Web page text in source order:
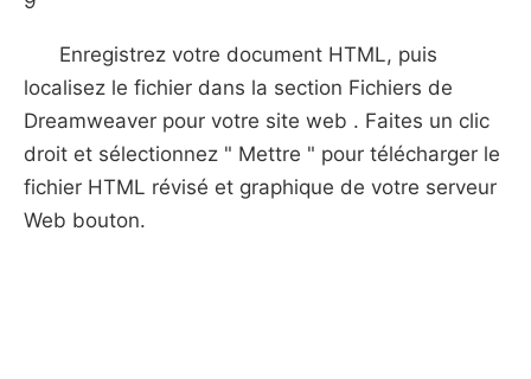
Enregistrez votre document HTML, puis
localisez le fichier dans la section Fichiers de
Dreamweaver pour votre site web . Faites un clic
droit et sélectionnez " Mettre " pour télécharger le
fichier HTML révisé et graphique de votre serveur
Web bouton.